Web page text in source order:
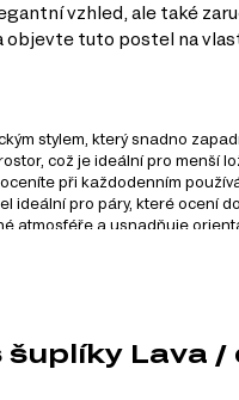
vzhled, ale také
objevte tuto postel na
stylem, který snadno
což je ideální pro menší
při každodenním
ideální pro páry, které ocení
atmosféře a usnadňuje
celkem 79 produktů.
kategorií:
šuplíky Lava